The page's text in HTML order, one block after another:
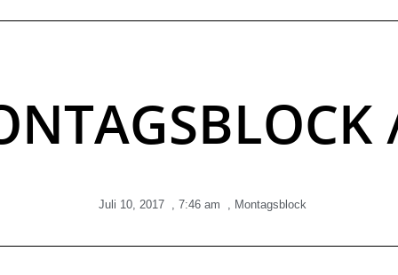
Juli 10, 2017 , 7:46 am , Montagsblock